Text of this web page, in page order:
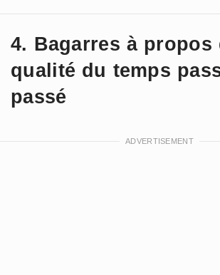
4. Bagarres à propos
qualité du temps
passé